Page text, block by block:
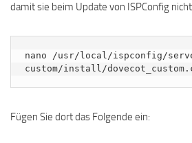
damit sie beim Update von ISPConfig
nano /usr/local/ispconfig/
custom/install/
Fügen Sie dort das Folgende ein: